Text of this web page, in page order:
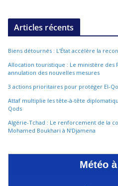
Articles récents
Biens détournés : L’État accélère la
Allocation touristique : Le ministère des
annulation des nouvelles mesures
3 actions prioritaires pour protéger El-
Attaf multiplie les tête-à-tête
Qods
Algérie-Tchad : Le renforcement de la
Mohamed Boukhari à N’Djamena
Météo